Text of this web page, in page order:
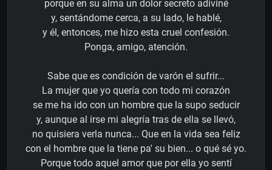
porque en su alma un dolor secreto adiviné
y, sentándome cerca, a su lado, le hablé,
y él, entonces, me hizo esta cruel confesión.
Ponga, amigo, atención.
Sabe que es condición de varón el sufrir...
La mujer que yo quería con todo mi corazón
se me ha ido con un hombre que la supo seducir
y, aunque al irse mi alegría tras de ella se llevó,
no quisiera verla nunca... Que en la vida sea feliz
con el hombre que la tiene pa' su bien... o qué sé yo.
Porque todo aquel amor que por ella yo sentí